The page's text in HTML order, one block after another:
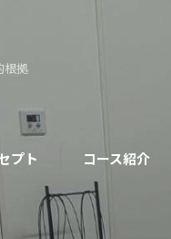
根拠
プト コース紹介
パーソナルコー